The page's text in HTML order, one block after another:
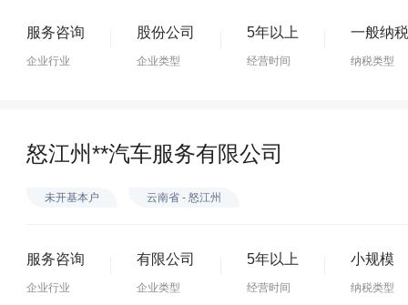
服务咨询
企业行业
股份公司
企业类型
5年以上
经营时间
一般纳
纳税类型
怒江州**汽车服务有限公司
未开基本户 云南省 - 怒江州
服务咨询
企业行业
有限公司
企业类型
5年以上
经营时间
小规模
纳税类型